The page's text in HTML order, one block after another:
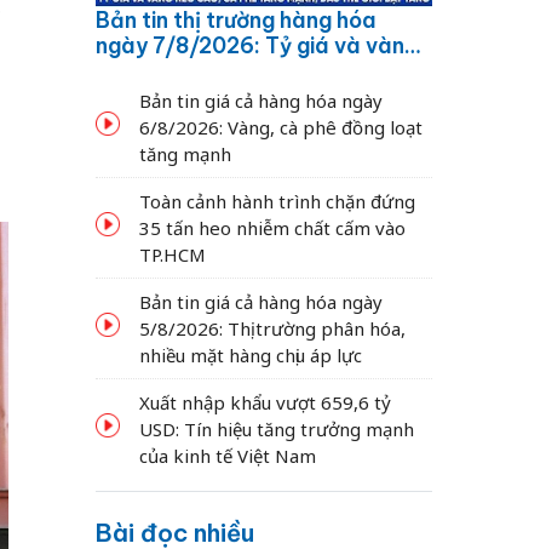
Bản tin thị trường hàng hóa
ngày 7/8/2026: Tỷ giá và vàng
dầu thế giới bật tăng
Bản tin giá cả hàng hóa ngày
6/8/2026: Vàng, cà phê đồng loạt
tăng mạnh
Toàn cảnh hành trình chặn đứng
35 tấn heo nhiễm chất cấm vào
TP.HCM
Bản tin giá cả hàng hóa ngày
5/8/2026: Thị trường phân hóa,
nhiều mặt hàng chịu áp lực
Xuất nhập khẩu vượt 659,6 tỷ
USD: Tín hiệu tăng trưởng mạnh
của kinh tế Việt Nam
Bài đọc nhiều